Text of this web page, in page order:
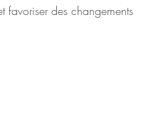
favoriser des changements